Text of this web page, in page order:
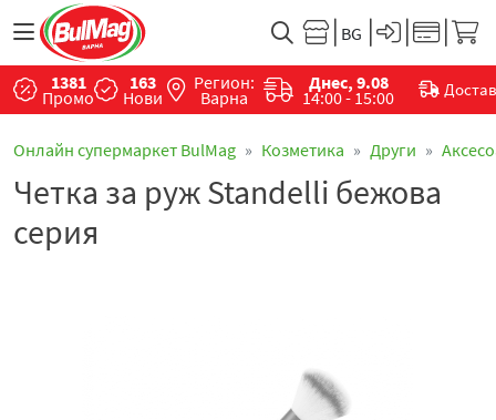
1381
Промо
163
Нови
Регион:
Варна
Днес, 9.08
14:00 - 15:00
Онлайн супермаркет BulMag Козметика Други
Четка за руж Standelli бежова
серия